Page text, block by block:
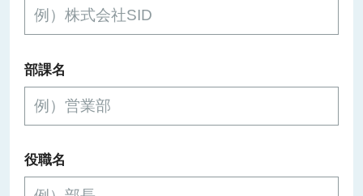
部課名
役職名